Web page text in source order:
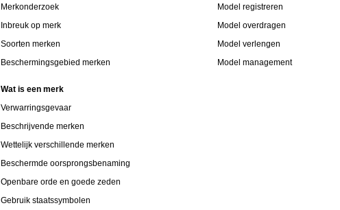
Merkonderzoek
Inbreuk op merk
Soorten merken
Beschermingsgebied merken
Wat is een merk
Verwarringsgevaar
Beschrijvende merken
Wettelijk verschillende merken
Beschermde oorsprongsbenaming
Openbare orde en goede zeden
Gebruik staatssymbolen
Model registreren
Model overdragen
Model verlengen
Model management